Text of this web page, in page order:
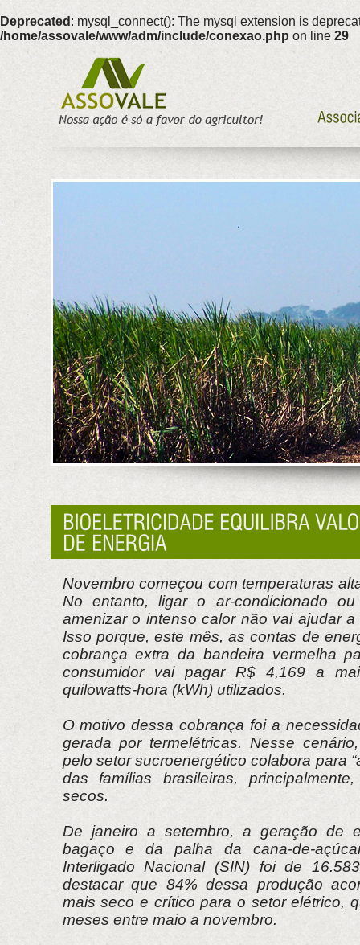
Deprecated : mysql_connect(): The mysql extension is
/home/assovale/www/adm/include/conexao.php on line 29
Novembro começou com temperaturas
No entanto, ligar o ar-condicionado
amenizar o intenso calor não vai ajudar a
Isso porque, este mês, as contas de
cobrança extra da bandeira vermelha
consumidor vai pagar R$ 4,169 a
quilowatts-hora (kWh) utilizados.
O motivo dessa cobrança foi a
gerada por termelétricas. Nesse
pelo setor sucroenergético colabora para
das famílias brasileiras,
secos.
De janeiro a setembro, a geração de
bagaço e da palha da cana-de-
Interligado Nacional (SIN) foi de
destacar que 84% dessa produção
mais seco e crítico para o setor elétrico,
meses entre maio a novembro.